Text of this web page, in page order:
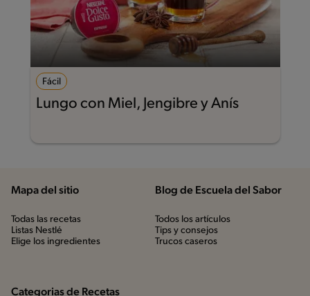
Fácil
Lungo con Miel, Jengibre y Anís
Mapa del sitio
Todas las recetas
Listas Nestlé
Elige los ingredientes
Blog de Escuela del Sabor
Todos los artículos
Tips y consejos
Trucos caseros
Categorias de Recetas